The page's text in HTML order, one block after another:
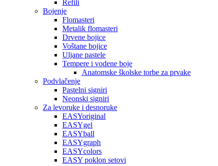
Refili
Bojenje
Flomasteri
Metalik flomasteri
Drvene bojice
Voštane bojice
Uljane pastele
Tempere i vodene boje
Anatomske školske torbe za prvake
Podvlačenje
Pastelni signiri
Neonski signiri
Za levoruke i desnoruke
EASYoriginal
EASYgel
EASYball
EASYgraph
EASYcolors
EASY poklon setovi